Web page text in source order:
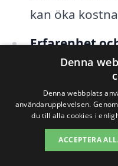
kan öka
Erfarenhet
företag med
efterfrågan på
För att få en
Denna
Denna webbplats
användarupplevelsen.
du till alla cookies i
ACCEPTERA